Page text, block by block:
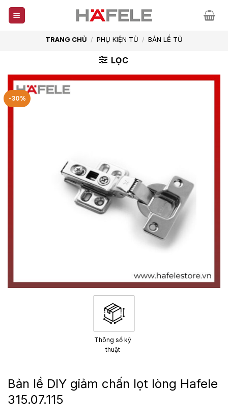
Skip
TRANG CHỦ / PHỤ KIỆN TỦ / BẢN LỀ TỦ
LỌC
-30%
Thông số kỹ
thuật
Bản lề DIY giảm chấn lọt lòng Hafele
315.07.115